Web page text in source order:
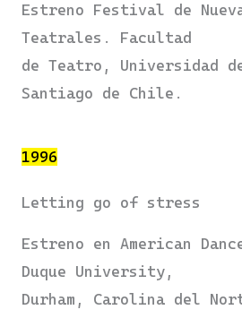
Estreno Festival de
Teatrales. Facultad
de Teatro, Universidad
Santiago de Chile.
1996
Letting go of stress
Estreno en American
Duque University,
Durham, Carolina del